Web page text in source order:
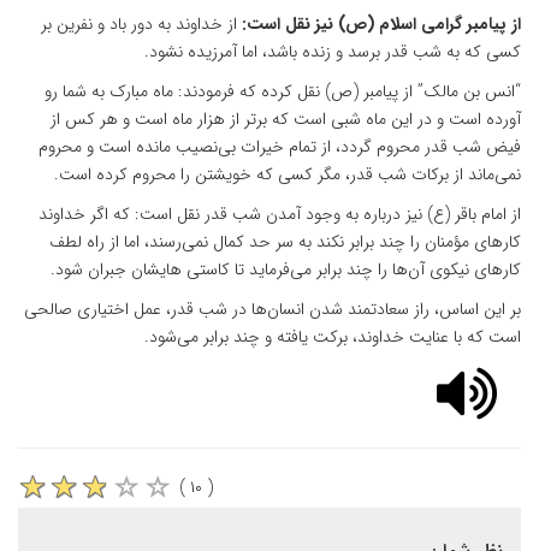
از پیامبر گرامی اسلام (ص) نیز نقل است: از خداوند به دور باد و نفرین بر
کسی که به شب قدر برسد و زنده باشد، اما آمرزیده نشود.
“انس بن مالک” از پیامبر (ص) نقل کرده که فرمودند: ماه مبارک به شما رو
آورده است و در این ماه شبی است که برتر از هزار ماه است و هر کس از
فیض شب قدر محروم گردد، از تمام خیرات بی‌نصیب مانده است و محروم
نمی‌ماند از برکات شب قدر، مگر کسی که خویشتن را محروم کرده است.
از امام باقر (ع) نیز درباره به وجود آمدن شب قدر نقل است: که اگر خداوند
کارهای مؤمنان را چند برابر نکند به سر حد کمال نمی‌رسند، اما از راه لطف
کارهای نیکوی آن‌ها را چند برابر می‌فرماید تا کاستی هایشان جبران شود.
بر این اساس، راز سعادتمند شدن انسان‌ها در شب قدر، عمل اختیاری صالحی
است که با عنایت خداوند، برکت یافته و چند برابر می‌شود.
( ۱۰ )